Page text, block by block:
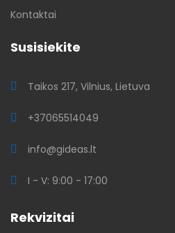
Kontaktai
Susisiekite
Taikos 217, Vilnius, Lietuva
+37065514049
info@gideas.lt
I - V: 9:00 - 17:00
Rekvizitai